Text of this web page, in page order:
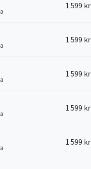
1 599 kr
1 599 kr
1 599 kr
1 599 kr
1 599 kr